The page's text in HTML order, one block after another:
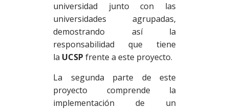
universidad junto con las
universidades agrupadas,
demostrando así la
responsabilidad que tiene
la UCSP frente a este proyecto.
La segunda parte de este
proyecto comprende la
implementación de un